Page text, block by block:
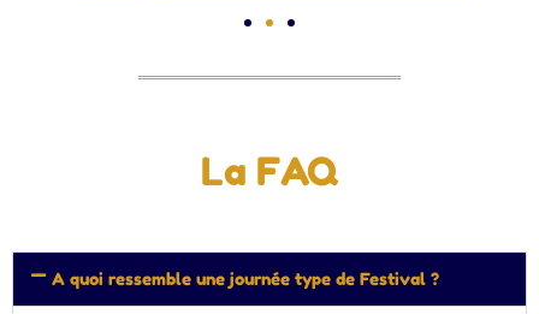
La FAQ
A quoi ressemble une journée type de Festival ?